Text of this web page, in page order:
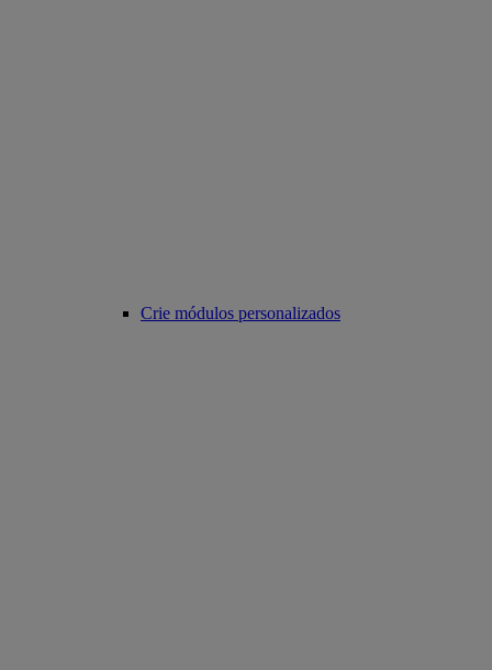
Crie módulos personalizados